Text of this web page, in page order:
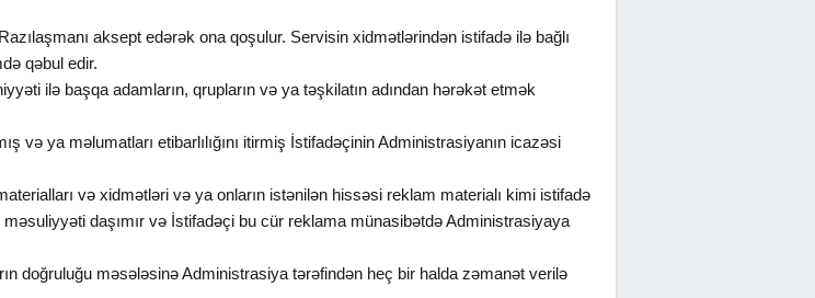
aksept edərək ona qoşulur. Servisin xidmətlərindən istifadə ilə bağlı
qəbul edir.
ilə başqa adamların, qrupların və ya təşkilatın adından hərəkət etmək
və ya məlumatları etibarlılığını itirmiş İstifadəçinin Administrasiyanın icazəsi
və xidmətləri və ya onların istənilən hissəsi reklam materialı kimi istifadə
daşımır və İstifadəçi bu cür reklama münasibətdə Administrasiyaya
doğruluğu məsələsinə Administrasiya tərəfindən heç bir halda zəmanət verilə